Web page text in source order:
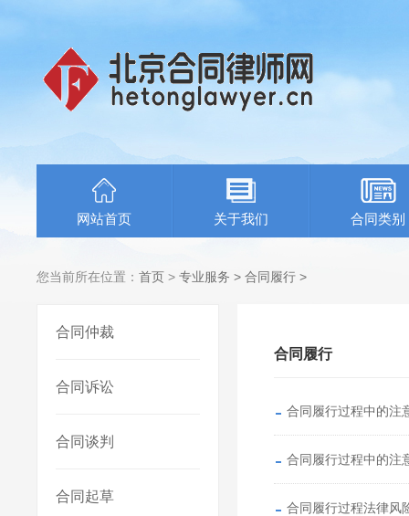
网站首页 关于我们 合同类别
您当前所在位置： 首页 > 专业服务 > 合同履行 >
合同仲裁
合同诉讼
合同谈判
合同起草
合同履行
合同履行过程中的注
合同履行过程中的注
合同履行过程法律风